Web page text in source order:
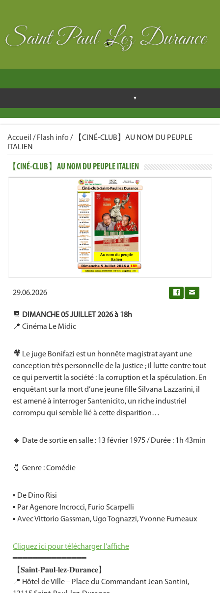
Accueil / Flash info /
【CINÉ-CLUB】AU NOM DU PEUPLE
ITALIEN
【CINÉ-CLUB】AU NOM DU PEUPLE ITALIEN
29.06.2026
📆
DIMANCHE 05 JUILLET 2026 à 18h
📍 Cinéma Le Midic
🎥 Le juge Bonifazi est un honnête magistrat ayant une
conception très personnelle de la justice ; il lutte contre tout
ce qui pervertit la société : la corruption et la spéculation. En
enquêtant sur la mort d’une jeune fille Silvana Lazzarini, il
est amené à interroger Santenicito, un riche industriel
corrompu qui semble lié à cette disparition…
🔸 Date de sortie en salle : 13 février 1975 / Durée : 1h 43min
🧷 Genre : Comédie
▪️ De Dino Risi
▪️ Par Agenore Incrocci, Furio Scarpelli
▪️ Avec Vittorio Gassman, Ugo Tognazzi, Yvonne Furneaux
Cliquez ici pour télécharger l’affiche
━━━━━━━━━━━━━━━
【𝐒𝐚𝐢𝐧𝐭-𝐏𝐚𝐮𝐥-𝐥𝐞𝐳-𝐃𝐮𝐫𝐚𝐧𝐜𝐞】
📍 Hôtel de Ville – Place du Commandant Jean Santini,